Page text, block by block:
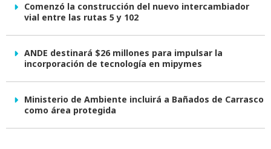
Comenzó la construcción del nuevo intercambiador
vial entre las rutas 5 y 102
ANDE destinará $26 millones para impulsar la
incorporación de tecnología en mipymes
Ministerio de Ambiente incluirá a Bañados de Carrasco
como área protegida